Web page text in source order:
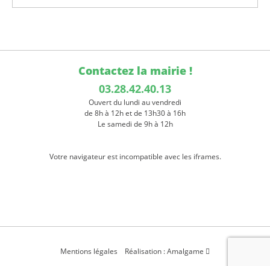
Contactez la mairie !
03.28.42.40.13
Ouvert du lundi au vendredi
de 8h à 12h et de 13h30 à 16h
Le samedi de 9h à 12h
Votre navigateur est incompatible avec les iframes.
Mentions légales Réalisation : Amalgame